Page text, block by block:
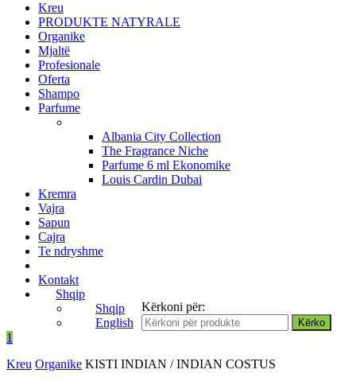
Kreu
PRODUKTE NATYRALE
Organike
Mjaltë
Profesionale
Oferta
Shampo
Parfume
Albania City Collection
The Fragrance Niche
Parfume 6 ml Ekonomike
Louis Cardin Dubai
Kremra
Vajra
Sapun
Cajra
Te ndryshme
Kontakt
Shqip
Shqip
English
Kërkoni për:
1
Kreu Organike KISTI INDIAN / INDIAN COSTUS